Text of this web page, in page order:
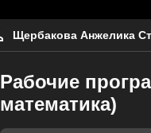
Щербакова Анжелика
Рабочие
математика)